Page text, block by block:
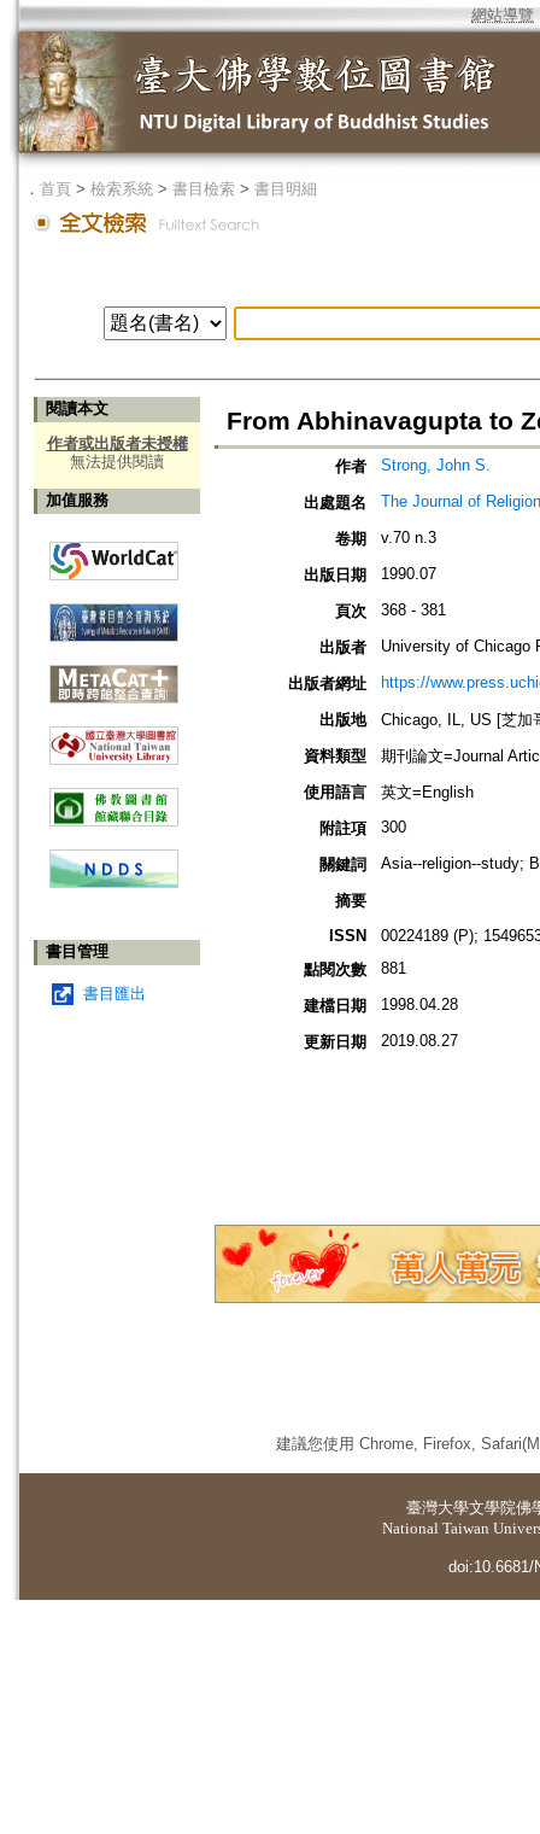
網站導覽
． 首頁 > 檢索系統 > 書目檢索 > 書目明細
閱讀本文
作者或出版者未授權
無法提供閱讀
加值服務
書目管理
書目匯出
From Abhinavagupta to
作者 Strong, John S.
出處題名 The Journal of Religion
卷期 v.70 n.3
出版日期 1990.07
頁次 368 - 381
出版者 University of Chicago
出版者網址 https://
出版地
Chicago, IL, US [芝加
資料類型
期刊論文=Journal
使用語言
英文=English
附註項
300
關鍵詞 Asia--religion--study;
摘要
ISSN
00224189 (P);
點閱次數
881
建檔日期 1998.04.28
更新日期 2019.08.27
建議您使用 Chrome, Firefox,
臺灣大學文學院佛
National Taiwan
doi:10.6681/